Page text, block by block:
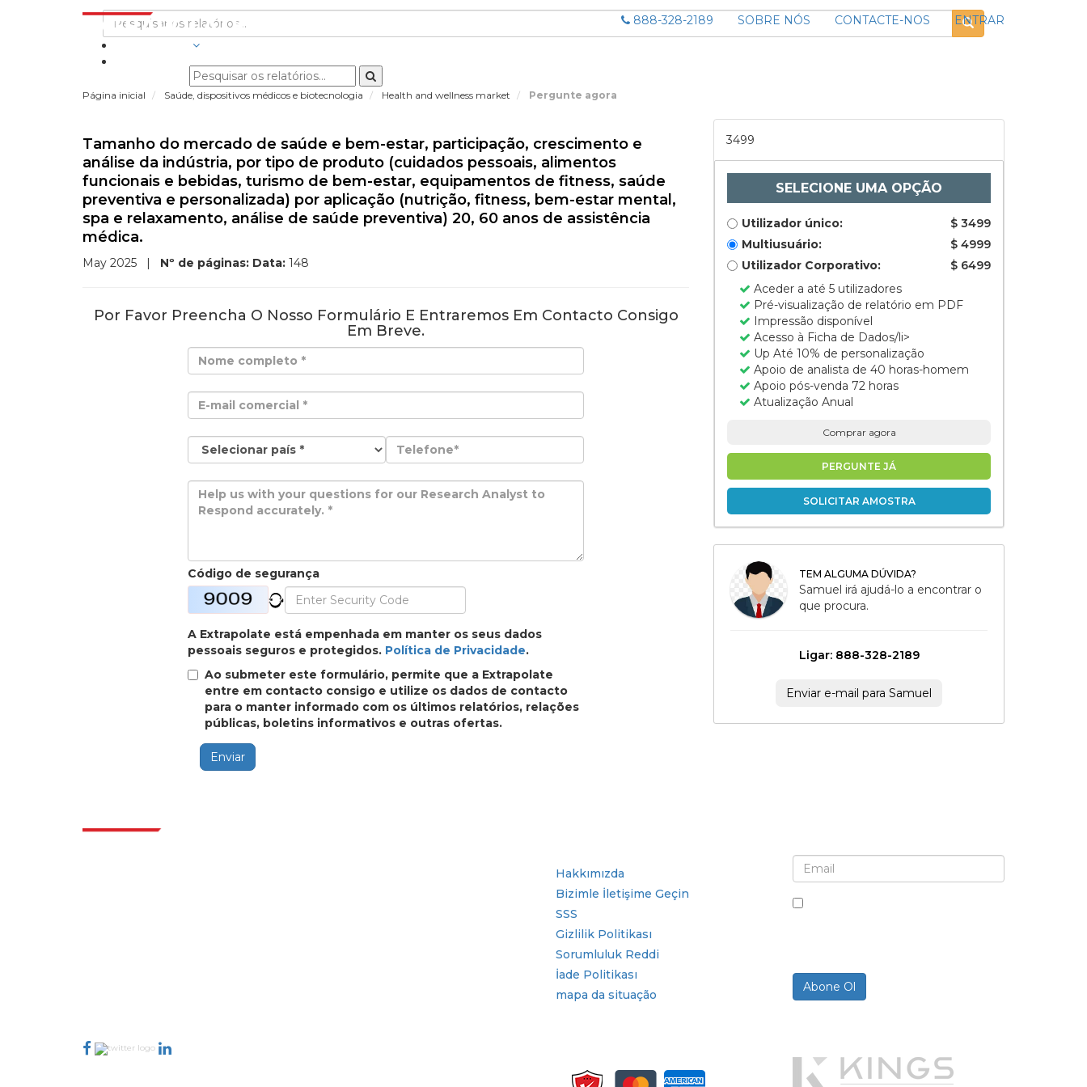
888-328-2189 SOBRE NÓS CONTACTE-NOS
ENTRAR
Página inicial Saúde, dispositivos médicos e biotecnologia Health and wellness market Pergunte agora
Tamanho do mercado de saúde e bem-estar, participação, crescimento e
análise da indústria, por tipo de produto (cuidados pessoais, alimentos
funcionais e bebidas, turismo de bem-estar, equipamentos de fitness, saúde
preventiva e personalizada) por aplicação (nutrição, fitness, bem-estar mental,
spa e relaxamento, análise de saúde preventiva) 20, 60 anos de assistência
médica.
May 2025 | Nº de páginas: Data: 148
Por Favor Preencha O Nosso Formulário E Entraremos Em Contacto Consigo
Em Breve.
Código de segurança
A Extrapolate está empenhada em manter os seus dados
pessoais seguros e protegidos. Política de Privacidade.
Ao submeter este formulário, permite que a Extrapolate
entre em contacto consigo e utilize os dados de contacto
para o manter informado com os últimos relatórios, relações
públicas, boletins informativos e outras ofertas.
Enviar
3499
SELECIONE UMA OPÇÃO
Utilizador único:
$ 3499
Multiusuário:
$ 4999
Utilizador Corporativo:
$ 6499
Aceder a até 5 utilizadores
Pré-visualização de relatório em PDF
Impressão disponível
Acesso à Ficha de Dados/li>
Up Até 10% de personalização
Apoio de analista de 40 horas-homem
Apoio pós-venda 72 horas
Atualização Anual
Comprar agora
PERGUNTE JÁ
SOLICITAR AMOSTRA
TEM ALGUMA DÚVIDA?
Samuel irá ajudá-lo a encontrar o
que procura.
Ligar: 888-328-2189
Enviar e-mail para Samuel
Hakkımızda
Bizimle İletişime Geçin
SSS
Gizlilik Politikası
Sorumluluk Reddi
İade Politikası
mapa da situação
Abone Ol